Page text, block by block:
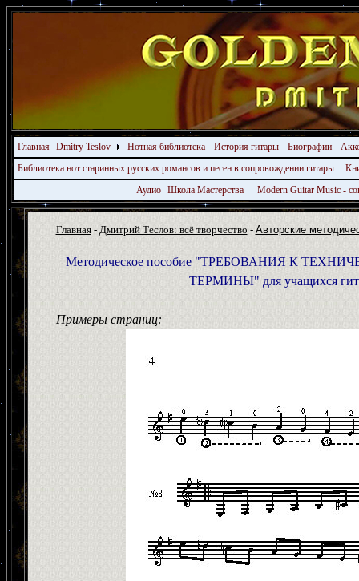
Главная Dmitry Teslov Нотная библиотека История гитары Биографии
Библиотека нот старинных русских романсов и песен в сопровождении гитары
Аудио Школа Мастерства Modern Guitar Music -
Главная- Дмитрий Теслов: всё творчество - Авторские
Методическое пособие "ТРЕБОВАНИЯ К
ТЕРМИНЫ" для учащихся
Примеры страниц: